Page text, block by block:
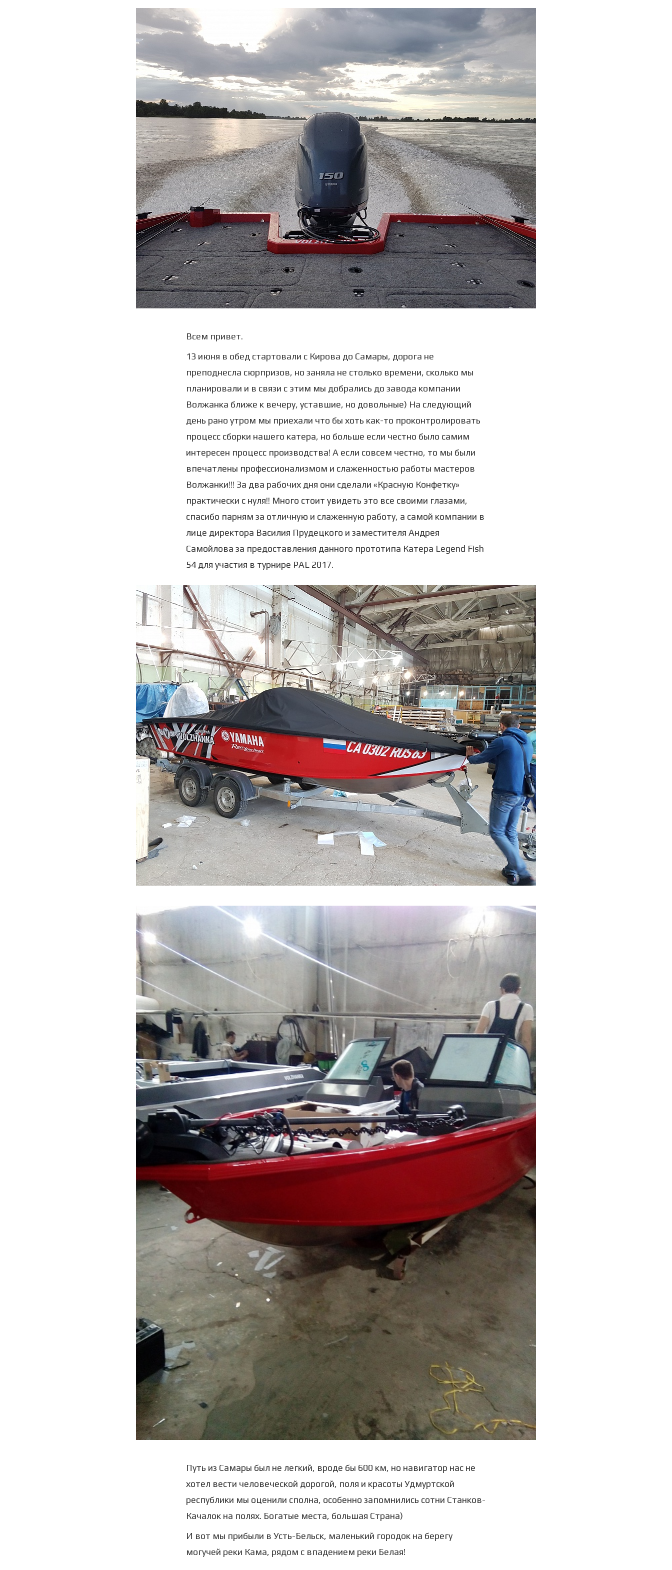
Всем привет.
13 июня в обед стартовали с Кирова до Самары, дорога не
преподнесла сюрпризов, но заняла не столько времени, сколько мы
планировали и в связи с этим мы добрались до завода компании
Волжанка ближе к вечеру, уставшие, но довольные) На следующий
день рано утром мы приехали что бы хоть как-то проконтролировать
процесс сборки нашего катера, но больше если честно было самим
интересен процесс производства! А если совсем честно, то мы были
впечатлены профессионализмом и слаженностью работы мастеров
Волжанки!!! За два рабочих дня они сделали «Красную Конфетку»
практически с нуля!! Много стоит увидеть это все своими глазами,
спасибо парням за отличную и слаженную работу, а самой компании в
лице директора Василия Прудецкого и заместителя Андрея
Самойлова за предоставления данного прототипа Катера Legend Fish
54 для участия в турнире PAL 2017.
Путь из Самары был не легкий, вроде бы 600 км, но навигатор нас не
хотел вести человеческой дорогой, поля и красоты Удмуртской
республики мы оценили сполна, особенно запомнились сотни Станков-
Качалок на полях. Богатые места, большая Страна)
И вот мы прибыли в Усть-Бельск, маленький городок на берегу
могучей реки Кама, рядом с впадением реки Белая!